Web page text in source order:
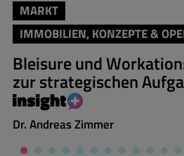
MARKT
IMMOBILIEN, KONZEPTE &
Bleisure und
zur strategischen
Dr. Andreas Zimmer